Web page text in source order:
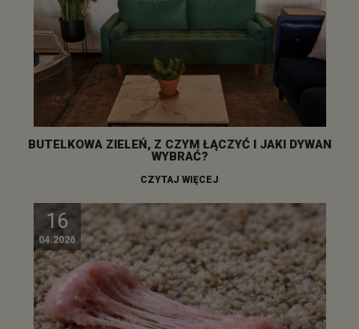
BUTELKOWA ZIELEŃ, Z CZYM ŁĄCZYĆ I JAKI DYWAN
WYBRAĆ?
CZYTAJ WIĘCEJ
16
04.2026